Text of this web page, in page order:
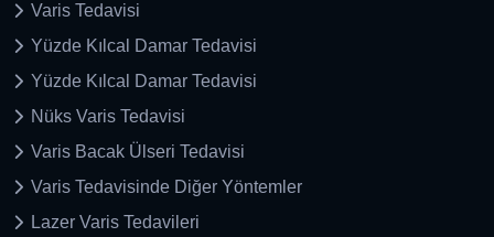
Varis Tedavisi
Yüzde Kılcal Damar Tedavisi
Yüzde Kılcal Damar Tedavisi
Nüks Varis Tedavisi
Varis Bacak Ülseri Tedavisi
Varis Tedavisinde Diğer Yöntemler
Lazer Varis Tedavileri